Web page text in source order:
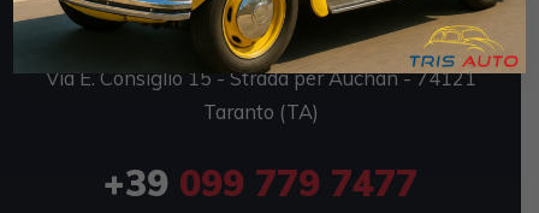
TRIS AUTO OUTLET
Via E. Consiglio 15 - Strada per Auchan - 74121
Taranto (TA)
+39 099 779 7477